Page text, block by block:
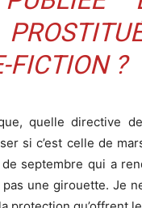
FICTION ?
quelle directive de
si c’est celle de
septembre qui a
une girouette. Je